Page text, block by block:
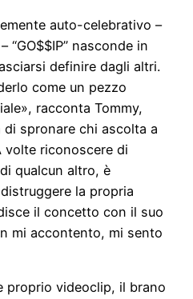
auto-celebrativo –
nasconde in
definire dagli altri.
come un pezzo
racconta Tommy,
di spronare chi ascolta a
volte riconoscere di
qualcun altro, è
la propria
il concetto con il suo
mi accontento, mi sento
proprio videoclip, il brano